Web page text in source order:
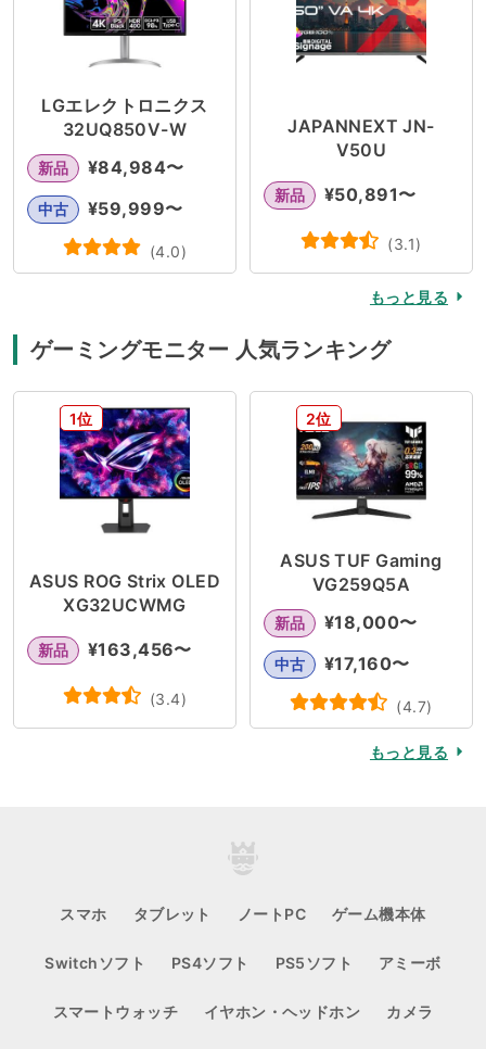
LGエレクトロニクス
32UQ850V-W
新品 ¥84,984〜
中古 ¥59,999〜
(4.0)
JAPANNEXT JN-
V50U
新品 ¥50,891〜
(3.1)
もっと見る
ゲーミングモニター 人気ランキング
1位
ASUS ROG Strix OLED
XG32UCWMG
新品 ¥163,456〜
(3.4)
2位
ASUS TUF Gaming
VG259Q5A
新品 ¥18,000〜
中古 ¥17,160〜
(4.7)
もっと見る
スマホ タブレット ノートPC ゲーム機本体
Switchソフト PS4ソフト PS5ソフト アミーボ
スマートウォッチ イヤホン・ヘッドホン カメラ